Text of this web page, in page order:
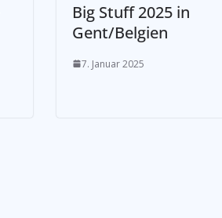
Big Stuff 2025 in
Gent/Belgien
7. Januar 2025